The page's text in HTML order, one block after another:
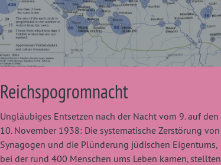
Reichspogromnacht
Ungläubiges Entsetzen nach der Nacht vom 9. auf den
10. November 1938: Die systematische Zerstörung von
Synagogen und die Plünderung jüdischen Eigentums,
bei der rund 400 Menschen ums Leben kamen, stellten